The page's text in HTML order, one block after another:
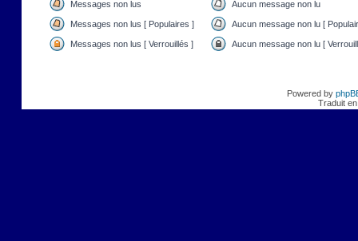
Messages non lus Aucun message non lu
Messages non lus [ Populaires ] Aucun message non lu [
Messages non lus [ Verrouillés ] Aucun message non lu [
Powered by
Traduit